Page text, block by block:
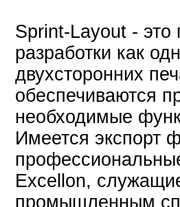
Sprint-Layout -
разработки как
двухсторонних
обеспечиваются
необходимые
Имеется экспорт
Excellon,
промышленным